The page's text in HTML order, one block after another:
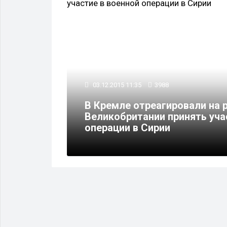
03.12.2015 11:35 3988
В Кремле отреагировали на
Великобритании принять
операции в Сирии